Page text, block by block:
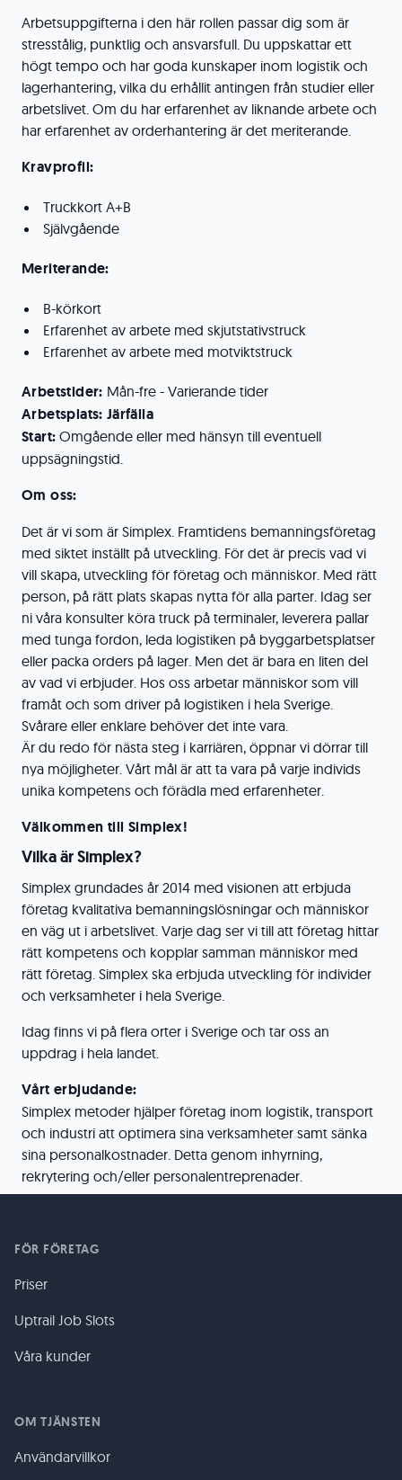
Arbetsuppgifterna i den här rollen passar dig som är
stresstålig, punktlig och ansvarsfull. Du uppskattar ett
högt tempo och har goda kunskaper inom logistik och
lagerhantering, vilka du erhållit antingen från studier eller
arbetslivet. Om du har erfarenhet av liknande arbete och
har erfarenhet av orderhantering är det meriterande.
Kravprofil:
Truckkort A+B
Självgående
Meriterande:
B-körkort
Erfarenhet av arbete med skjutstativstruck
Erfarenhet av arbete med motviktstruck
Arbetstider: Mån-fre - Varierande tider
Arbetsplats: Järfälla
Start: Omgående eller med hänsyn till eventuell
uppsägningstid.
Om oss:
Det är vi som är Simplex. Framtidens bemanningsföretag
med siktet inställt på utveckling. För det är precis vad vi
vill skapa, utveckling för företag och människor. Med rätt
person, på rätt plats skapas nytta för alla parter. Idag ser
ni våra konsulter köra truck på terminaler, leverera pallar
med tunga fordon, leda logistiken på byggarbetsplatser
eller packa orders på lager. Men det är bara en liten del
av vad vi erbjuder. Hos oss arbetar människor som vill
framåt och som driver på logistiken i hela Sverige.
Svårare eller enklare behöver det inte vara.
Är du redo för nästa steg i karriären, öppnar vi dörrar till
nya möjligheter. Vårt mål är att ta vara på varje individs
unika kompetens och förädla med erfarenheter.
Välkommen till Simplex!
Vilka är Simplex?
Simplex grundades år 2014 med visionen att erbjuda
företag kvalitativa bemanningslösningar och människor
en väg ut i arbetslivet. Varje dag ser vi till att företag hittar
rätt kompetens och kopplar samman människor med
rätt företag. Simplex ska erbjuda utveckling för individer
och verksamheter i hela Sverige.
Idag finns vi på flera orter i Sverige och tar oss an
uppdrag i hela landet.
Vårt erbjudande:
Simplex metoder hjälper företag inom logistik, transport
och industri att optimera sina verksamheter samt sänka
sina personalkostnader. Detta genom inhyrning,
rekrytering och/eller personalentreprenader.
FÖR FÖRETAG
Priser
Uptrail Job Slots
Våra kunder
OM TJÄNSTEN
Användarvillkor